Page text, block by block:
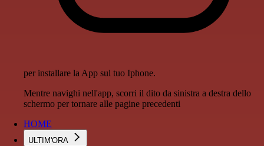
per installare la App sul tuo Iphone.
Mentre navighi nell'app, scorri il dito da sinistra a destra dello
schermo per tornare alle pagine precedenti
HOME
ULTIM'ORA